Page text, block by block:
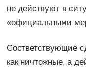
не действуют в
«официальными
Соответствующие
как ничтожные, а